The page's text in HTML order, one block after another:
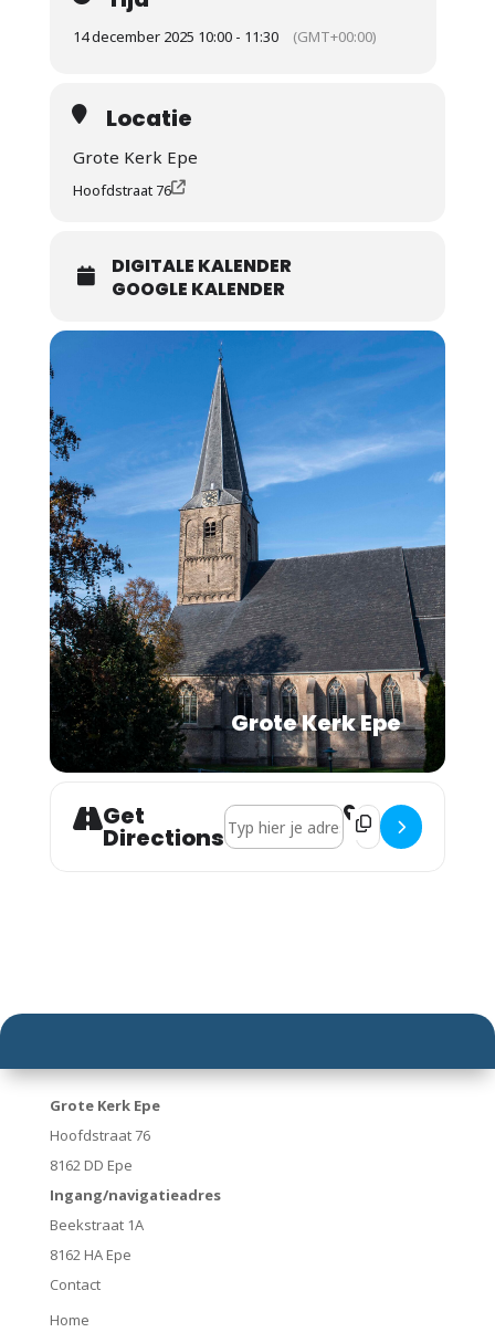
14 december 2025 10:00 - 11:30 (GMT+00:00)
Locatie
Grote Kerk Epe
Hoofdstraat 76
DIGITALE KALENDER
GOOGLE KALENDER
Grote Kerk Epe
Get
Directions
Address - Kerkdienst 3e advent []
Destination
Grote Kerk Epe
Hoofdstraat 76
8162 DD Epe
Ingang/navigatieadres
Beekstraat 1A
8162 HA Epe
Contact
Home